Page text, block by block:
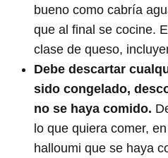
bueno como cabría
que al final se cocine.
clase de queso,
Debe descartar
sido congelado,
no se haya comido.
lo que quiera comer,
halloumi que se haya